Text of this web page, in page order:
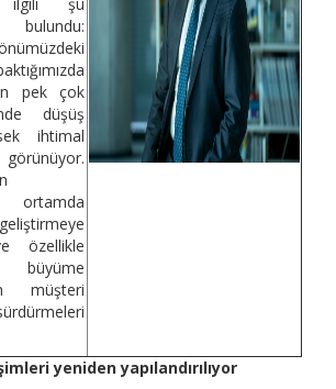
ilgili şu
bulundu:
pek çok
düşüş
ihtimal
ortamda
özellikle
büyüme
müşteri
yeniden yapılandırılıyor